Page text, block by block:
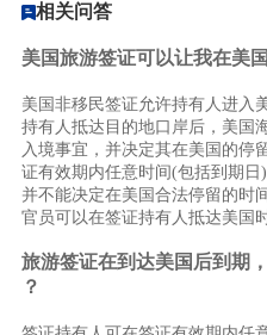
相关问答
美国旅游签证可以让我在美
美国非移民签证允许持有人进入
持有人抵达目的地口岸后，美国
入境事宜，并决定其在美国的停
证有效期内任意时间(包括到期
并不能决定在美国合法停留的时
官员可以在签证持有人抵达美国
旅游签证在到达美国后到期
？